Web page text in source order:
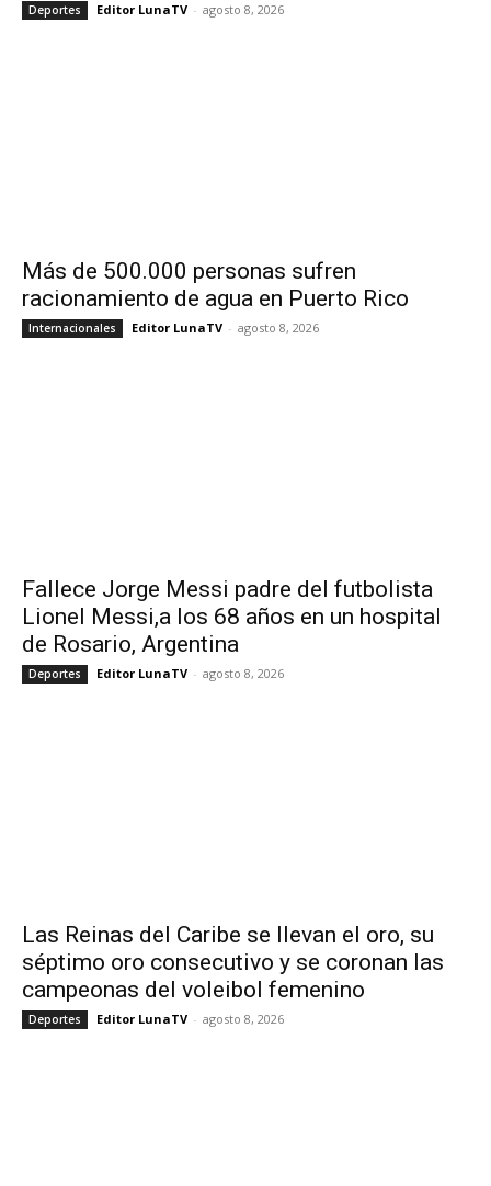
Deportes Editor LunaTV - agosto 8, 2026
Más de 500.000 personas sufren
racionamiento de agua en Puerto Rico
Internacionales Editor LunaTV - agosto 8, 2026
Fallece Jorge Messi padre del futbolista
Lionel Messi,a los 68 años en un hospital
de Rosario, Argentina
Deportes Editor LunaTV - agosto 8, 2026
Las Reinas del Caribe se llevan el oro, su
séptimo oro consecutivo y se coronan las
campeonas del voleibol femenino
Deportes Editor LunaTV - agosto 8, 2026